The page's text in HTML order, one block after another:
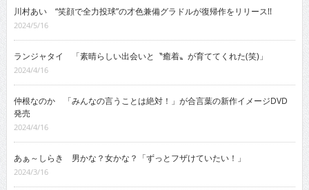
川村あい “笑顔で全力投球”の才色兼備グラドルが復帰作をリリース!!
2024/5/16
ランジャタイ 「素晴らしい出会いと〝癒着〟が育ててくれた(笑)」
2024/4/16
仲根なのか 「みんなの言うことは絶対！」が合言葉の新作イメージDVD
発売
2024/4/16
あぁ～しらき 男かな？女かな？「ずっとフザけていたい！」
2024/3/16